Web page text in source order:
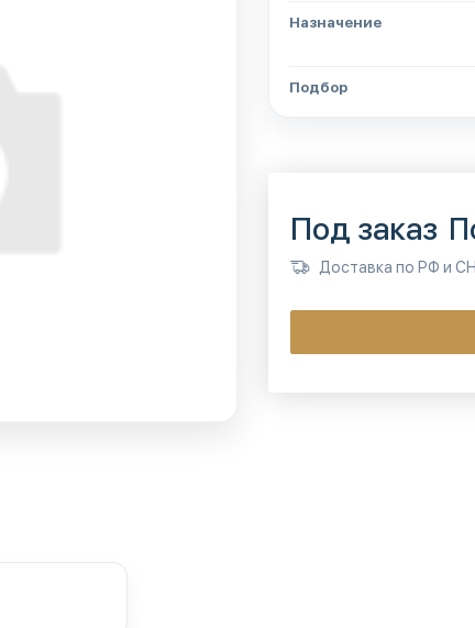
Назначение
Подбор
Под заказ
Доставка по РФ и